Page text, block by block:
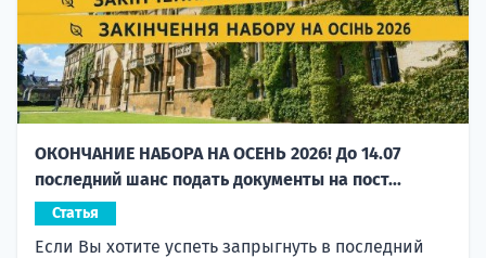
ОКОНЧАНИЕ НАБОРА НА ОСЕНЬ 2026! До 14.07
последний шанс подать документы на пост...
Статья
Если Вы хотите успеть запрыгнуть в последний